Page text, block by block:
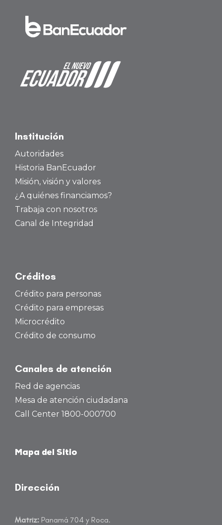
Institución
Autoridades
Historia BanEcuador
Misión, visión y valores
¿A quiénes financiamos?
Trabaja con nosotros
Canal de Integridad
Créditos
Crédito para personas
Crédito para empresas
Microcrédito
Crédito de consumo
Canales de atención
Red de agencias
Mesa de atención ciudadana
Call Center 1800-000700
Mapa del Sitio
Dirección
Matriz: Panamá 704 y Roca.